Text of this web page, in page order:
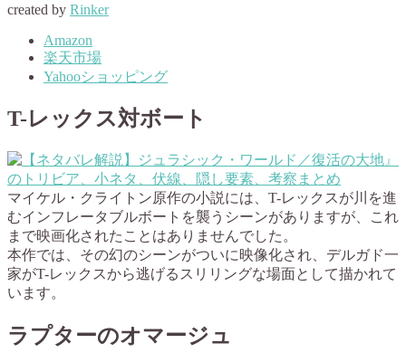
created by Rinker
Amazon
楽天市場
Yahooショッピング
T-レックス対ボート
マイケル・クライトン原作の小説には、T-レックスが川を進
むインフレータブルボートを襲うシーンがありますが、これ
まで映画化されたことはありませんでした。
本作では、その幻のシーンがついに映像化され、デルガド一
家がT-レックスから逃げるスリリングな場面として描かれて
います。
ラプターのオマージュ